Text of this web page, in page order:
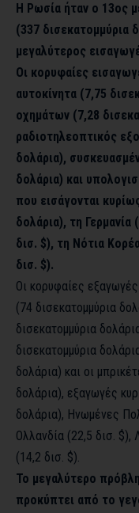
Η Ρωσία ήταν ο 13ος
(337 δισεκατομμύρια
μεγαλύτερος
Οι κορυφαίες
αυτοκίνητα (7,75
οχημάτων (7,28
ραδιοτηλεοπτικός
δολάρια),
δολάρια) και
που εισάγονται
δολάρια), τη
δισ. $), τη Νότια
δισ. $).
Οι κορυφαίες
(74 δισεκατομμύρια
δισεκατομμύρια
δισεκατομμύρια
δολάρια) και οι
δολάρια), εξαγωγές
δολάρια), Ηνωμένες
Ολλανδία (22,5 δισ. $),
(14,2 δισ. $).
Το μεγαλύτερο
προκύπτει από το